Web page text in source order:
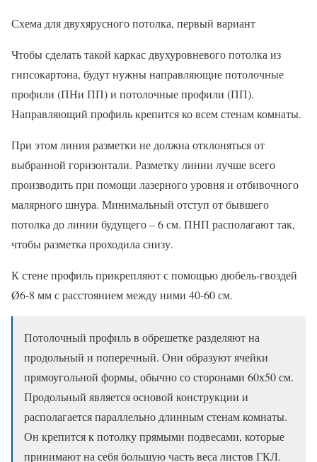
Схема для двухярусного потолка, первый вариант
Чтобы сделать такой каркас двухуровневого потолка из
гипсокартона, будут нужны направляющие потолочные
профили (ПНи ПП) и потолочные профили (ПП).
Направляющий профиль крепится ко всем стенам комнаты.
При этом линия разметки не должна отклоняться от
выбранной горизонтали. Разметку линии лучше всего
производить при помощи лазерного уровня и отбивочного
малярного шнура. Минимальный отступ от бывшего
потолка до линии будущего – 6 см. ПНП располагают так,
чтобы разметка проходила снизу.
К стене профиль прикрепляют с помощью дюбель-гвоздей
Ø6-8 мм с расстоянием между ними 40-60 см.
Потолочный профиль в обрешетке разделяют на
продольный и поперечный. Они образуют ячейки
прямоугольной формы, обычно со сторонами 60х50 см.
Продольный является основой конструкции и
располагается параллельно длинным стенам комнаты.
Он крепится к потолку прямыми подвесами, которые
принимают на себя большую часть веса листов ГКЛ.